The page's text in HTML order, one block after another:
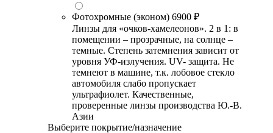
Фотохромные (эконом) 6900 ₽
Линзы для «очков-хамелеонов». 2 в 1: в
помещении – прозрачные, на солнце –
темные. Степень затемнения зависит от
уровня УФ-излучения. UV- защита. Не
темнеют в машине, т.к. лобовое стекло
автомобиля слабо пропускает
ультрафиолет. Качественные,
проверенные линзы производства Ю.-В.
Азии
Выберите покрытие/назначение